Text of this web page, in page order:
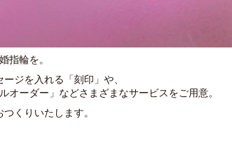
指輪を。
ジを入れる「刻印」や、
オーダー」などさまざまなサービスをご用意。
くりいたします。